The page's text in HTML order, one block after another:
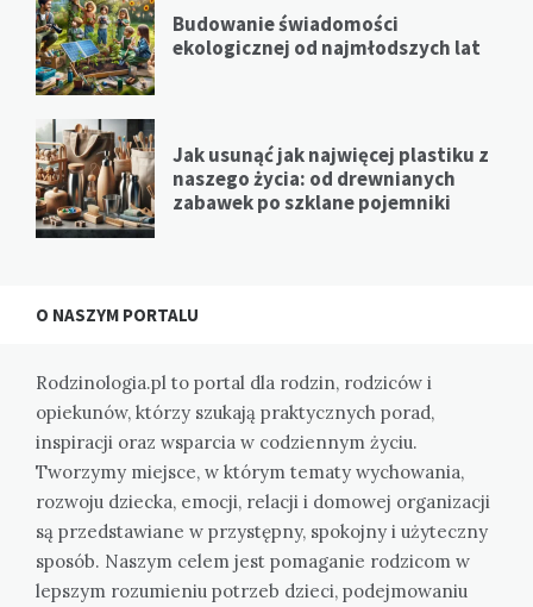
Budowanie świadomości
ekologicznej od najmłodszych lat
Jak usunąć jak najwięcej plastiku z
naszego życia: od drewnianych
zabawek po szklane pojemniki
O NASZYM PORTALU
Rodzinologia.pl to portal dla rodzin, rodziców i
opiekunów, którzy szukają praktycznych porad,
inspiracji oraz wsparcia w codziennym życiu.
Tworzymy miejsce, w którym tematy wychowania,
rozwoju dziecka, emocji, relacji i domowej organizacji
są przedstawiane w przystępny, spokojny i użyteczny
sposób. Naszym celem jest pomaganie rodzicom w
lepszym rozumieniu potrzeb dzieci, podejmowaniu